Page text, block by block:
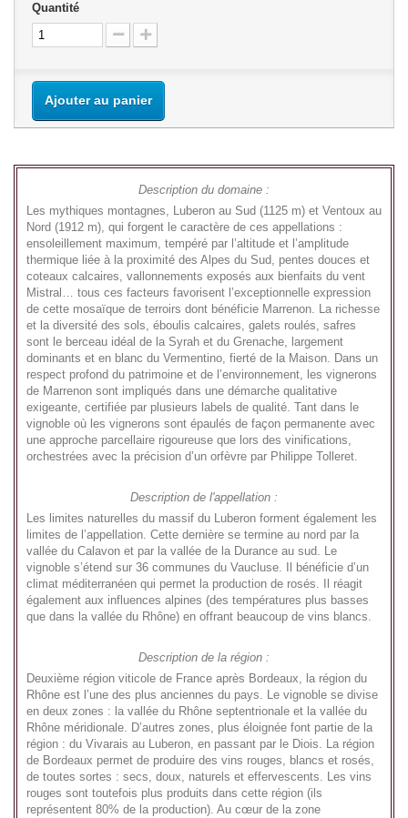
Quantité
Ajouter au panier
Description du domaine :
Les mythiques montagnes, Luberon au Sud (1125 m) et Ventoux au
Nord (1912 m), qui forgent le caractère de ces appellations :
ensoleillement maximum, tempéré par l’altitude et l’amplitude
thermique liée à la proximité des Alpes du Sud, pentes douces et
coteaux calcaires, vallonnements exposés aux bienfaits du vent
Mistral… tous ces facteurs favorisent l’exceptionnelle expression
de cette mosaïque de terroirs dont bénéficie Marrenon. La richesse
et la diversité des sols, éboulis calcaires, galets roulés, safres
sont le berceau idéal de la Syrah et du Grenache, largement
dominants et en blanc du Vermentino, fierté de la Maison. Dans un
respect profond du patrimoine et de l’environnement, les vignerons
de Marrenon sont impliqués dans une démarche qualitative
exigeante, certifiée par plusieurs labels de qualité. Tant dans le
vignoble où les vignerons sont épaulés de façon permanente avec
une approche parcellaire rigoureuse que lors des vinifications,
orchestrées avec la précision d’un orfèvre par Philippe Tolleret.
Description de l'appellation :
Les limites naturelles du massif du Luberon forment également les
limites de l’appellation. Cette dernière se termine au nord par la
vallée du Calavon et par la vallée de la Durance au sud. Le
vignoble s’étend sur 36 communes du Vaucluse. Il bénéficie d’un
climat méditerranéen qui permet la production de rosés. Il réagit
également aux influences alpines (des températures plus basses
que dans la vallée du Rhône) en offrant beaucoup de vins blancs.
Description de la région :
Deuxième région viticole de France après Bordeaux, la région du
Rhône est l’une des plus anciennes du pays. Le vignoble se divise
en deux zones : la vallée du Rhône septentrionale et la vallée du
Rhône méridionale. D’autres zones, plus éloignée font partie de la
région : du Vivarais au Luberon, en passant par le Diois. La région
de Bordeaux permet de produire des vins rouges, blancs et rosés,
de toutes sortes : secs, doux, naturels et effervescents. Les vins
rouges sont toutefois plus produits dans cette région (ils
représentent 80% de la production). Au cœur de la zone